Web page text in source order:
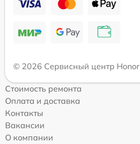
© 2026 Сервисный центр Honor
Стоимость ремонта
Оплата и доставка
Контакты
Вакансии
О компании